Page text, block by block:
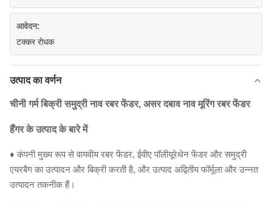
आवेदन:
टक्कर रोधक
उत्पाद का वर्णन
चीनी गर्म बिक्री समुद्री नाव रबर फेंडर, असर दबाव नाव मूरिंग रबर फेंडर
हैंगर के उत्पाद के बारे में
♦ कंपनी मुख्य रूप से वायवीय रबर फेंडर, ईवीए पॉलीयूरेथेन फेंडर और समुद्री
एयरबैग का उत्पादन और बिक्री करती है, और उत्पाद अद्वितीय फॉर्मूला और उन्नत
उत्पादन तकनीक हैं।